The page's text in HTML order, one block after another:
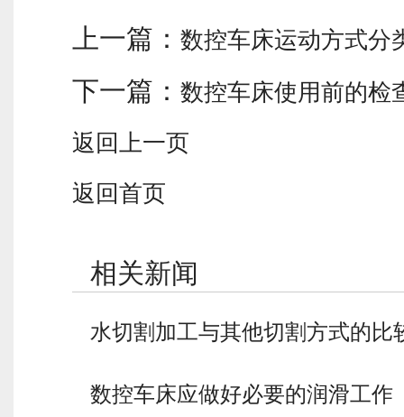
上一篇： 数控车床运动方式分
下一篇： 数控车床使用前的检
返回上一页
返回首页
相关新闻
水切割加工与其他切割方式的
数控车床应做好必要的润滑工作